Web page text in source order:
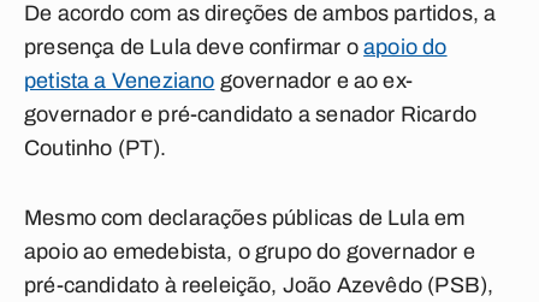
De acordo com as direções de ambos partidos, a
presença de Lula deve confirmar oapoio do
petista a Veneziano governador e ao ex-
governador e pré-candidato a senador Ricardo
Coutinho (PT).
Mesmo com declarações públicas de Lula em
apoio ao emedebista, o grupo do governador e
pré-candidato à reeleição, João Azevêdo (PSB),